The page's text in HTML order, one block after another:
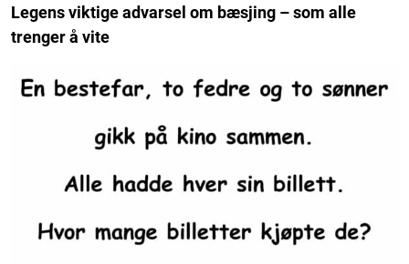
Legens viktige advarsel om bæsjing – som alle
trenger å vite